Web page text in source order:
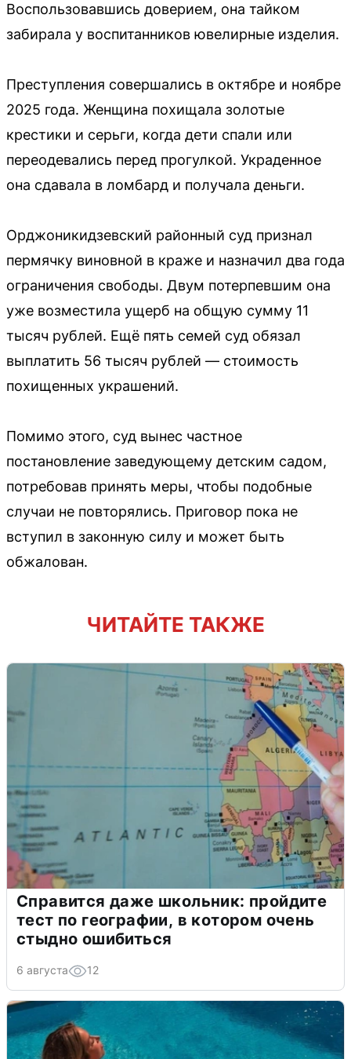
Воспользовавшись доверием, она тайком
забирала у воспитанников ювелирные изделия.
Преступления совершались в октябре и ноябре
2025 года. Женщина похищала золотые
крестики и серьги, когда дети спали или
переодевались перед прогулкой. Украденное
она сдавала в ломбард и получала деньги.
Орджоникидзевский районный суд признал
пермячку виновной в краже и назначил два года
ограничения свободы. Двум потерпевшим она
уже возместила ущерб на общую сумму 11
тысяч рублей. Ещё пять семей суд обязал
выплатить 56 тысяч рублей — стоимость
похищенных украшений.
Помимо этого, суд вынес частное
постановление заведующему детским садом,
потребовав принять меры, чтобы подобные
случаи не повторялись. Приговор пока не
вступил в законную силу и может быть
обжалован.
ЧИТАЙТЕ ТАКЖЕ
Справится даже школьник: пройдите
тест по географии, в котором очень
стыдно ошибиться
6 августа 12